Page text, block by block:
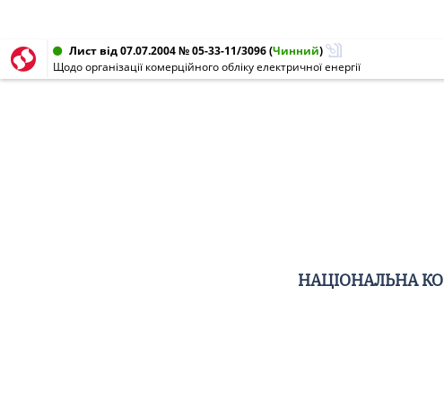
Лист від 07.07.2004 № 05-33-11/3096(Чинний)
Щодо організації комерційного обліку електричної енергії
НАЦІОНАЛЬНА